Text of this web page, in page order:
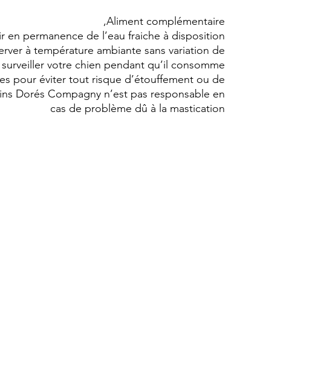
Aliment complémentaire,
en permanence de l’eau fraiche à disposition .
à température ambiante sans variation de
votre chien pendant qu’il consomme
pour éviter tout risque d’étouffement ou de
Dorés Compagny n’est pas responsable en
cas de problème dû à la mastication